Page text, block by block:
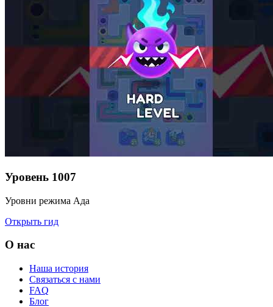
Уровень 1007
Уровни режима Ада
Открыть гид
О нас
Наша история
Связаться с нами
FAQ
Блог